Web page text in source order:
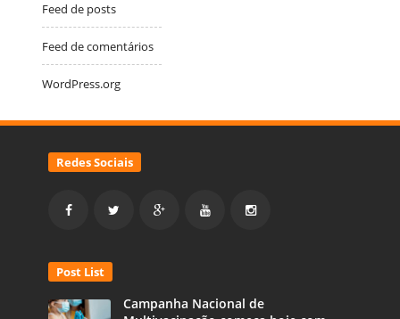
Feed de posts
Feed de comentários
WordPress.org
Redes Sociais
Post List
Campanha Nacional de